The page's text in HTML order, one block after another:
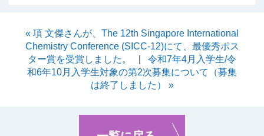
« 項 文傑さんが、The 12th Singapore International
Chemistry Conference (SICC-12)にて、最優秀ポス
ター賞を受賞しました。
令和7年4月入学生/令
和6年10月入学生対象の第2次募集について（募集
は終了しました） »